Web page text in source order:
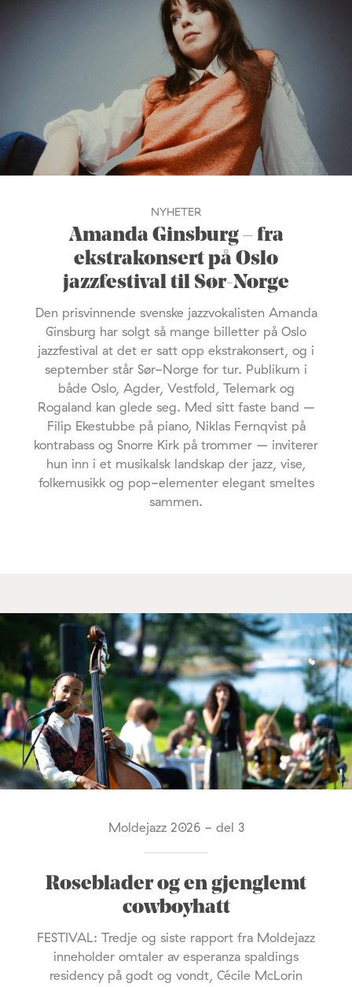
NYHETER
Amanda Ginsburg – fra
ekstrakonsert på Oslo
jazzfestival til Sør-Norge
Den prisvinnende svenske jazzvokalisten Amanda
Ginsburg har solgt så mange billetter på Oslo
jazzfestival at det er satt opp ekstrakonsert, og i
september står Sør-Norge for tur. Publikum i
både Oslo, Agder, Vestfold, Telemark og
Rogaland kan glede seg. Med sitt faste band –
Filip Ekestubbe på piano, Niklas Fernqvist på
kontrabass og Snorre Kirk på trommer – inviterer
hun inn i et musikalsk landskap der jazz, vise,
folkemusikk og pop-elementer elegant smeltes
sammen.
Moldejazz 2026 - del 3
Roseblader og en gjenglemt
cowboyhatt
FESTIVAL: Tredje og siste rapport fra Moldejazz
inneholder omtaler av esperanza spaldings
residency på godt og vondt, Cécile McLorin